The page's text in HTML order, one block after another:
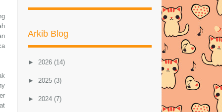
Arkib Blog
► 2026 (14)
► 2025 (3)
► 2024 (7)